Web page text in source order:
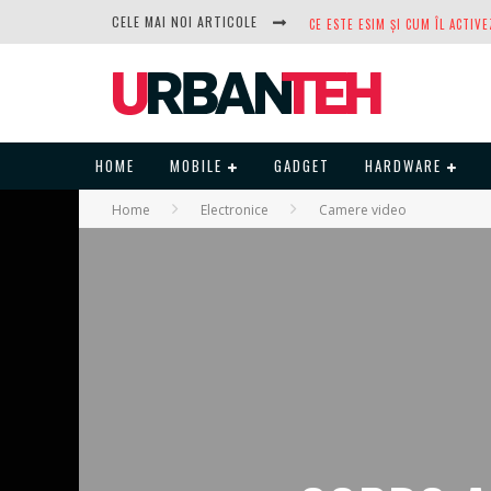
CELE MAI NOI ARTICOLE
DUPĂ ANI DE REFUZURI,
HOME MOBILE GADGET HARDWARE
Home Electronice Camere video